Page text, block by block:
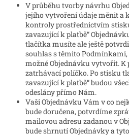
V průběhu tvorby návrhu
jejího vytvoření údaje měnit a
kontroly prostřednictvím
zavazující k platbě“
tlačítka musíte ale ještě
souhlas s těmito Podmínkami,
možné Objednávku vytvořit.
zatrhávací políčko. Po stisku
zavazující k platbě“ budou
odeslány přímo Nám.
Vaši Objednávku Vám v co
bude doručena, potvrdíme
mailovou adresu zadanou v
bude shrnutí Objednávky a